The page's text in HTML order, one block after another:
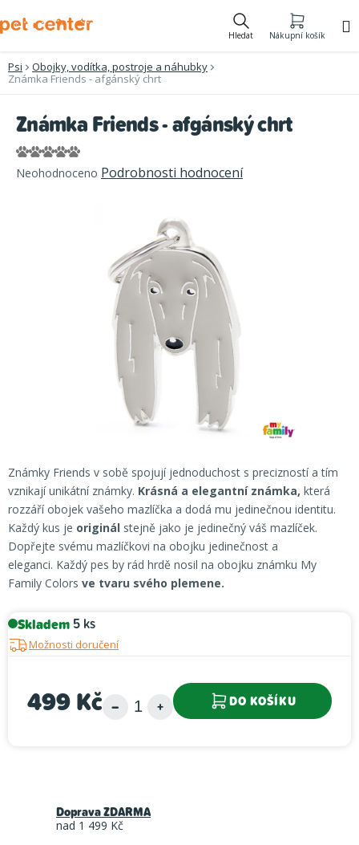
na
Hledat Nákupní košík
Psi
Obojky, vodítka, postroje a náhubky
Známka Friends - afgánský chrt
Známky Friends v sobě spojují jednoduchost s precizností a tím
vznikají unikátní známky. Krásná a elegantní známka, která
rozzáří obojek vašeho mazlíčka a dodá mu jedinečnou identitu.
Každý kus je originál stejně jako je jedinečný váš mazlíček.
Dopřejte svému mazlíčkovi na obojku jedinečnost a
eleganci. Každý pes by rád hrdě nosil na obojku známku My
Family Colors ve tvaru svého plemene.
Skladem 5 ks
Možnosti doručení
499 Kč DO KOŠÍKU
Známka Friends - afgánský chrt
Průměrné
hodnocení
Neohodnoceno Podrobnosti hodnocení
Doprava ZDARMA
nad 1 499 Kč